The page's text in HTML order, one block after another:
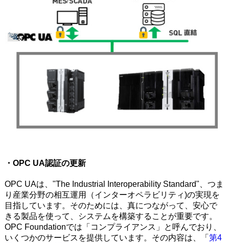
・OPC UA認証の更新
OPC UAは、"The Industrial Interoperability Standard"、つま
り産業分野の相互運用（インターオペラビリティ)の実現を
目指しています。そのためには、真につながって、安心で
きる製品を使って、システムを構築することが重要です。
OPC Foundationでは「コンプライアンス」と呼んでおり、
いくつかのサービスを提供しています。その内容は、「 第4